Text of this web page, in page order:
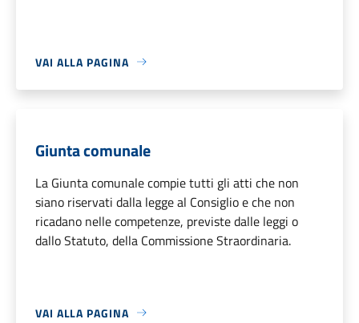
VAI ALLA PAGINA
Giunta comunale
La Giunta comunale compie tutti gli atti che non
siano riservati dalla legge al Consiglio e che non
ricadano nelle competenze, previste dalle leggi o
dallo Statuto, della Commissione Straordinaria.
VAI ALLA PAGINA